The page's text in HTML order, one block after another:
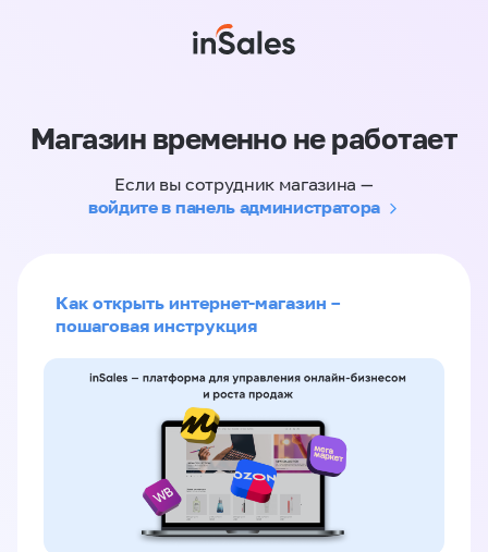
Магазин временно не работает
Если вы сотрудник магазина —
войдите в панель администратора
Как открыть интернет-магазин –
пошаговая инструкция